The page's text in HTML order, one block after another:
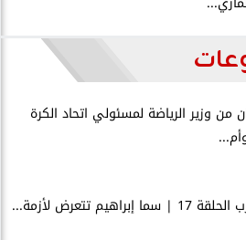
من وزير الرياضة لمسئولي اتحاد الكرة
سما إبراهيم تتعرض لأزمة...